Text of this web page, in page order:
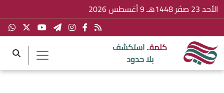
الأحد 23 صفَر 1448هـ 9 أغسطس 2026
كلمة..استكشف
بلا حدود